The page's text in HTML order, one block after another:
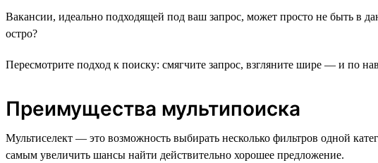
Вакансии, идеально подходящей под ваш запрос, может просто не быть в
остро?
Пересмотрите подход к поиску: смягчите запрос, взгляните шире — и по
Преимущества мультипоиска
Мультиселект — это возможность выбирать несколько фильтров одной
самым увеличить шансы найти действительно хорошее предложение.